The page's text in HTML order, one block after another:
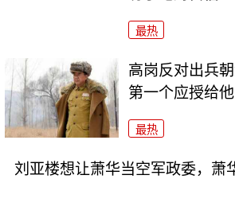
最热
高岗反对出兵
第一个应授给他
最热
刘亚楼想让萧华当空军政委，萧